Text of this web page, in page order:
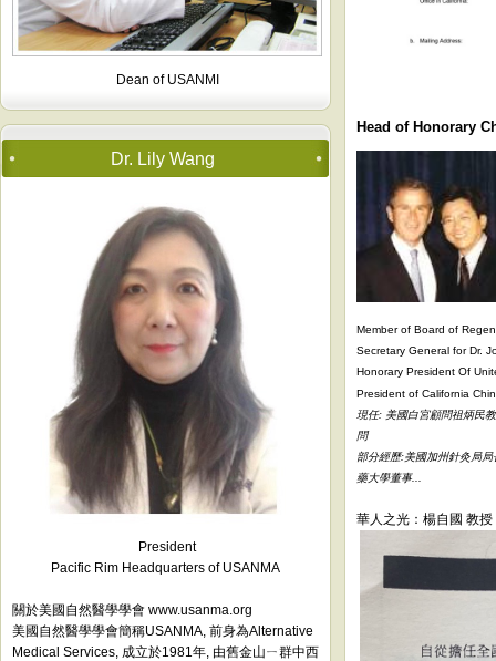
Dean of USANMI
Dr. Lily Wang
President
Pacific Rim Headquarters of USANMA
關於美國自然醫學學會 www.usanma.org
美國自然醫學學會簡稱USANMA, 前身為Alternative
Medical Services, 成立於1981年, 由舊金山ㄧ群中西
Head of Honorary
Member of Board of
Secretary General for Dr.
Honorary President Of
President of California
現任: 美國白宮顧問祖炳民
問
部分經歷:美國加州針灸局
藥大學董事...
華人之光：楊自國 教授